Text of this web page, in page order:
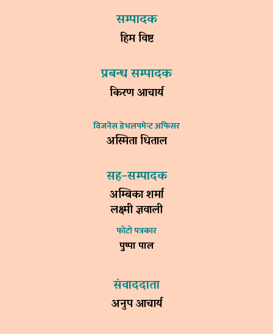
सम्पादक
हिम विष्ट
प्रबन्ध सम्पादक
किरण आचार्य
विजनेस डेभलपमेन्ट अफिसर
अस्मिता धिताल
सह–सम्पादक
अम्बिका शर्मा
लक्ष्मी ज्ञवाली
फोटो पत्रकार
पुष्पा पाल
संवाददाता
अनुप आचार्य